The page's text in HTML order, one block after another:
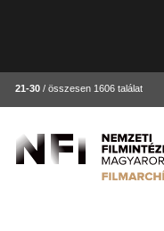
21-30 / összesen 1606 találat